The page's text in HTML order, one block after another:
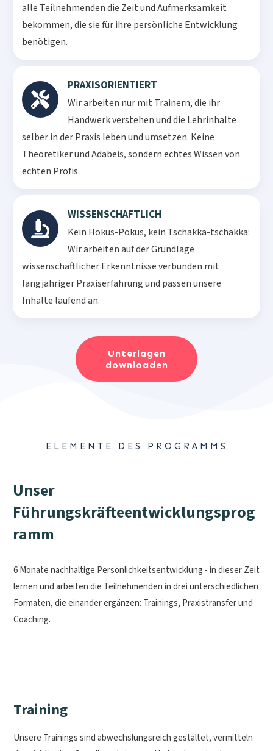
alle Teilnehmenden die Zeit und Aufmerksamkeit
bekommen, die sie für ihre persönliche Entwicklung
benötigen.
PRAXISORIENTIERT
Wir arbeiten nur mit Trainern, die ihr
Handwerk verstehen und die Lehrinhalte
selber in der Praxis leben und umsetzen. Keine
Theoretiker und Adabeis, sondern echtes Wissen von
echten Profis.
WISSENSCHAFTLICH
Kein Hokus-Pokus, kein Tschakka-tschakka:
Wir arbeiten auf der Grundlage
wissenschaftlicher Erkenntnisse verbunden mit
langjähriger Praxiserfahrung und passen unsere
Inhalte laufend an.
Unterlagen
downloaden
ELEMENTE DES PROGRAMMS
Unser
Führungskräfteentwicklungsprog
ramm
6 Monate nachhaltige Persönlichkeitsentwicklung - in dieser Zeit
lernen und arbeiten die Teilnehmenden in drei unterschiedlichen
Formaten, die einander ergänzen: Trainings, Praxistransfer und
Coaching.
Training
Unsere Trainings sind abwechslungsreich gestaltet, vermitteln